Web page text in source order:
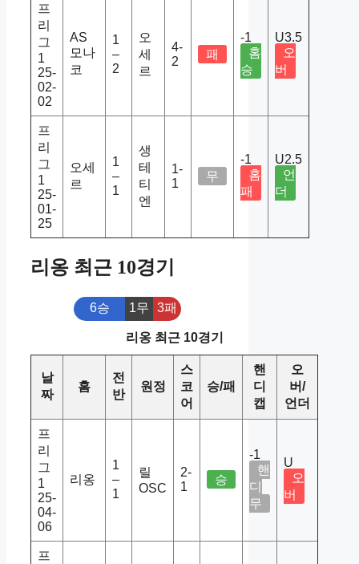
프
리
그
1
25-
02-
02
AS
모나
코
1
–
2
오
세
르
4-
2
패
-1
홈
승
U3.5
오
버
프
리
그
1
25-
01-
25
오세
르
1
–
1
생
테
티
엔
1-
1
무
-1
홈
패
U2.5
언
더
리옹 최근 10경기
6승 1무 3패
리옹 최근 10경기
날
짜
홈
전
반
원정
스
코
어
승/패
핸
디
캡
오
버/
언더
프
리
그
1
25-
04-
06
리옹
1
–
1
릴
OSC
2-
1
승
-1
핸
디
무
U
오
버
프